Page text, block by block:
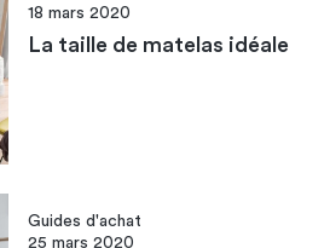
18 mars 2020
La taille de matelas idéale
Guides d'achat
25 mars 2020